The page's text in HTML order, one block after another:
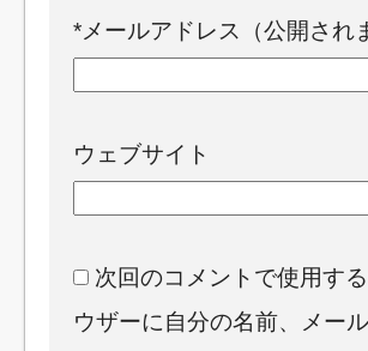
*メールアドレス（公開され
ウェブサイト
次回のコメントで使用す
ウザーに自分の名前、メー